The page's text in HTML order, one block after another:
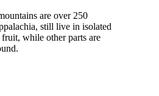
are over 250
still live in isolated
while other parts are